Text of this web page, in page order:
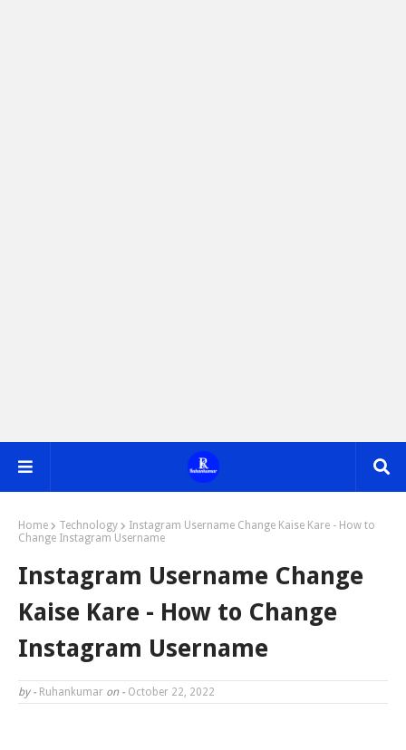
Home Technology
Instagram Username Change Kaise Kare - How to
Change Instagram Username
Instagram Username Change
Kaise Kare - How to Change
Instagram Username
by - Ruhankumar on - October 22, 2022